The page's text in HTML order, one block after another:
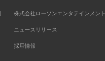
株式会社ローソンエンタテインメント
ニュースリリース
採用情報